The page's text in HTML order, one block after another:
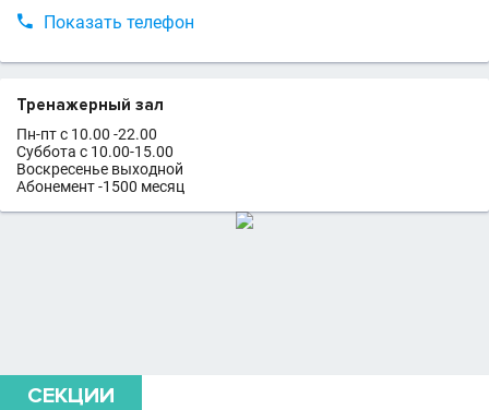
 Показать телефон
Тренажерный зал
Пн-пт с 10.00 -22.00
Суббота с 10.00-15.00
Воскресенье выходной
Абонемент -1500 месяц
СЕКЦИИ